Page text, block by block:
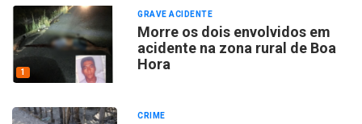
1
GRAVE ACIDENTE
Morre os dois envolvidos em
acidente na zona rural de Boa
Hora
CRIME